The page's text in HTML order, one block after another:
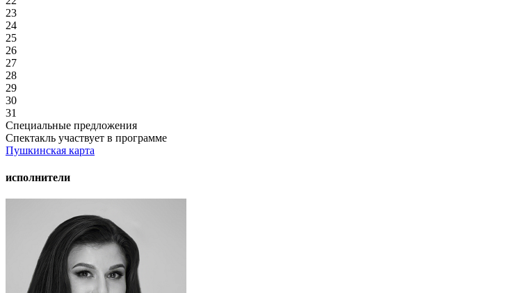
23
24
25
26
27
28
29
30
31
Специальные предложения
Спектакль участвует в программе
Пушкинская карта
исполнители